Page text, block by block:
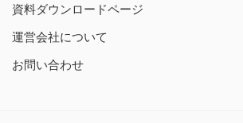
資料ダウンロードページ
運営会社について
お問い合わせ